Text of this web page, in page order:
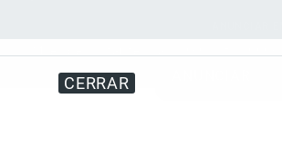
CERRAR
Miles de visitantes ya vieron este